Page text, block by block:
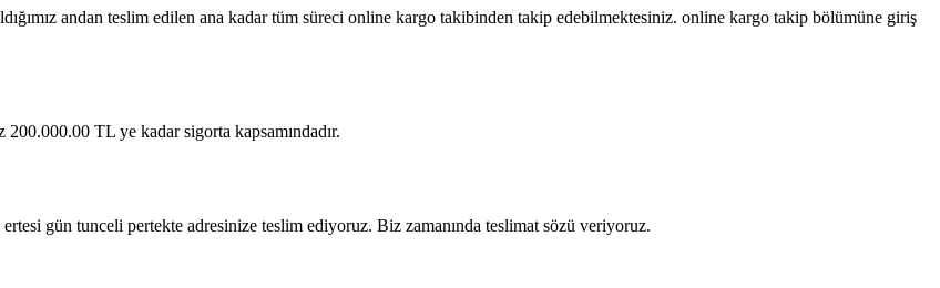
andan teslim edilen ana kadar tüm süreci online kargo takibinden takip edebilmektesiniz. online kargo takip bölümüne giriş
200.000.00 TL ye kadar sigorta kapsamındadır.
gün tunceli pertekte adresinize teslim ediyoruz. Biz zamanında teslimat sözü veriyoruz.